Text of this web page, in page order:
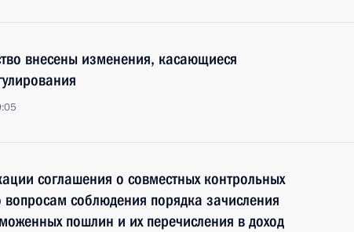
внесены изменения, касающиеся
соглашения о совместных контрольных
вопросам соблюдения порядка зачисления
пошлин и их перечисления в доход